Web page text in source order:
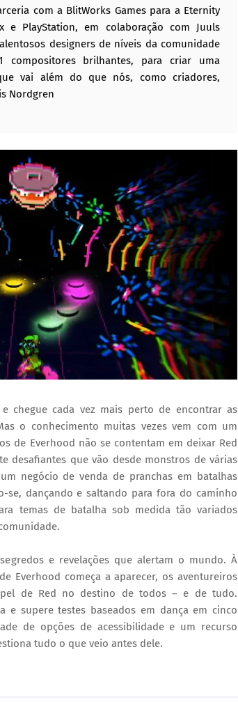
com a BlitWorks Games para a Eternity
e PlayStation, em colaboração com Juuls
designers de níveis da comunidade
compositores brilhantes, para criar uma
vai além do que nós, como criadores,
Nordgren
chegue cada vez mais perto de encontrar as
o conhecimento muitas vezes vem com um
de Everhood não se contentam em deixar Red
desafiantes que vão desde monstros de várias
negócio de venda de pranchas em batalhas
se, dançando e saltando para fora do caminho
temas de batalha sob medida tão variados
e revelações que alertam o mundo. À
Everhood começa a aparecer, os aventureiros
de Red no destino de todos – e de tudo.
e supere testes baseados em dança em cinco
de opções de acessibilidade e um recurso
tudo o que veio antes dele.